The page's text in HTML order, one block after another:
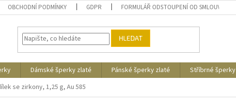
OBCHODNÍ PODMÍNKY GDPR FORMULÁŘ ODSTOUPENÍ OD SMLOUVY
HLEDAT
Dámské šperky zlaté Pánské šperky zlaté Stříbrné šperky
se zirkony, 1,25 g, Au 585